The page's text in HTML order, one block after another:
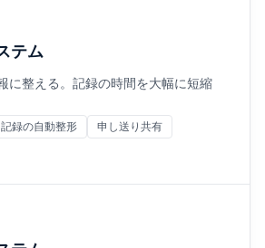
テム
に整える。記録の時間を大幅に短縮
記録の自動整形
申し送り共有